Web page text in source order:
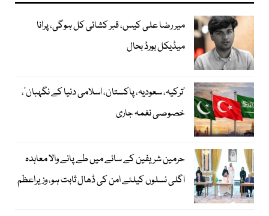
میر رضا علی کیس، قبر کشائی کل ہوگی، پرانا
میڈیکل بورڈ بحال
‘ترکیہ، سعودیہ، پاکستان، اسلامی دنیا کے نگہبان’،
خصوصی نغمہ جاری
حرمین شریفین کے سائے میں طے پانے والا معاہدہ
اگلی نسلوں کیلئے امن کی ڈھال ثابت ہو، وزیراعظم